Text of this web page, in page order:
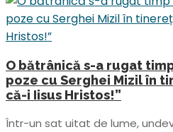
O bătrânică s-a rugat
poze cu Serghei Mizil în
că-i Iisus Hristos!”
Într-un sat uitat de lume,